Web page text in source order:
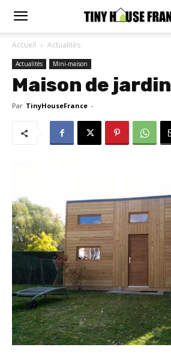
Accueil Actualitès
Actualitès Mini-maison
Maison de jardin
Par TinyHouseFrance -